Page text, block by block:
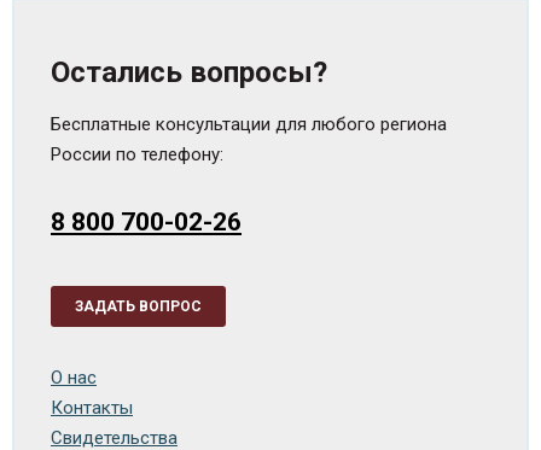
Остались вопросы?
Бесплатные консультации для любого региона
России по телефону:
8 800 700-02-26
ЗАДАТЬ ВОПРОС
О нас
Контакты
Свидетельства